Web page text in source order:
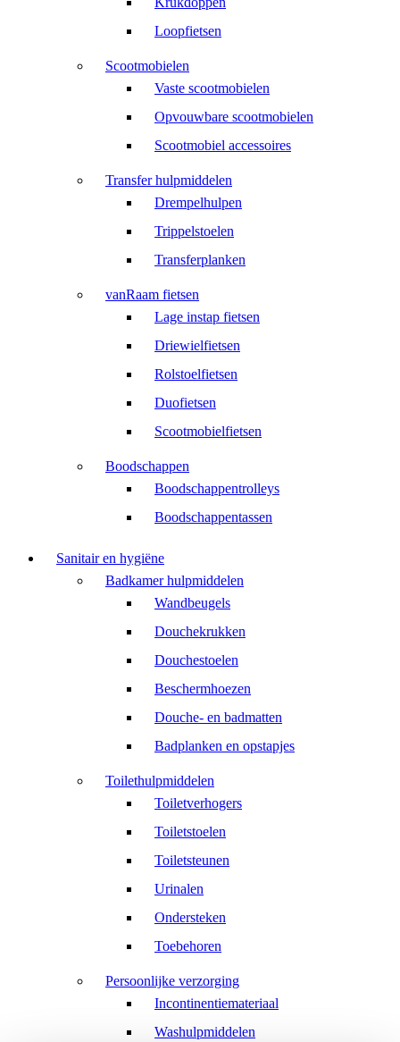
Loopfietsen
Scootmobielen
Vaste scootmobielen
Opvouwbare scootmobielen
Scootmobiel accessoires
Transfer hulpmiddelen
Drempelhulpen
Trippelstoelen
Transferplanken
vanRaam fietsen
Lage instap fietsen
Driewielfietsen
Rolstoelfietsen
Duofietsen
Scootmobielfietsen
Boodschappen
Boodschappentrolleys
Boodschappentassen
Sanitair en hygiëne
Badkamer hulpmiddelen
Wandbeugels
Douchekrukken
Douchestoelen
Beschermhoezen
Douche- en badmatten
Badplanken en opstapjes
Toilethulpmiddelen
Toiletverhogers
Toiletstoelen
Toiletsteunen
Urinalen
Ondersteken
Toebehoren
Persoonlijke verzorging
Incontinentiemateriaal
Washulpmiddelen